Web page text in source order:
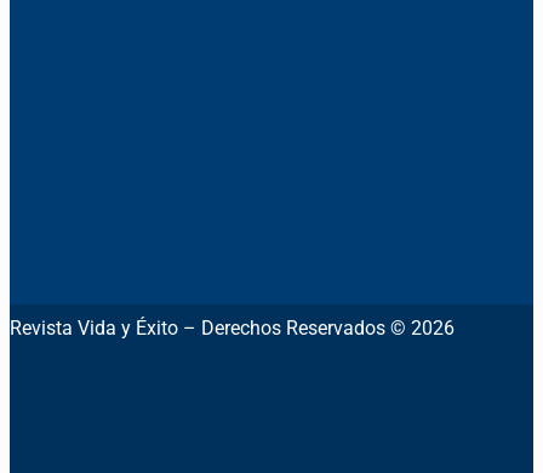
Revista Vida y Éxito – Derechos Reservados © 2026